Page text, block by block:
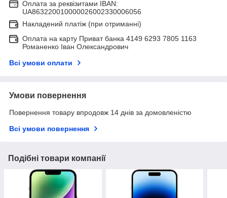
Оплата за реквізитами IBAN:
UA863220010000026002330006056
Накладений платіж (при отриманні)
Оплата на карту Приват банка 4149 6293 7805 1163
Романенко Іван Олександрович
Всі умови оплати
Умови повернення
Повернення товару впродовж 14 днів за домовленістю
Всі умови повернення
Подібні товари компанії